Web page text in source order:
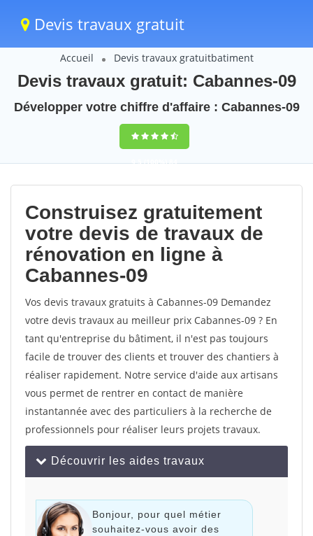
Devis travaux gratuit
Accueil Devis travaux gratuitbatiment
Devis travaux gratuit: Cabannes-09
Développer votre chiffre d'affaire : Cabannes-09
9,5(100%)84
votes
Construisez gratuitement
votre devis de travaux de
rénovation en ligne à
Cabannes-09
Vos devis travaux gratuits à Cabannes-09 Demandez
votre devis travaux au meilleur prix Cabannes-09 ? En
tant qu'entreprise du bâtiment, il n'est pas toujours
facile de trouver des clients et trouver des chantiers à
réaliser rapidement. Notre service d'aide aux artisans
vous permet de rentrer en contact de manière
instantannée avec des particuliers à la recherche de
professionnels pour réaliser leurs projets travaux.